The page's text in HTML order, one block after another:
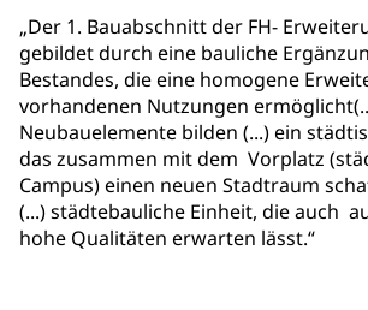
„Der 1. Bauabschnitt der FH-
gebildet durch eine bauliche
Bestandes, die eine homogene
vorhandenen Nutzungen
Neubauelemente bilden (...) ein
das zusammen mit dem Vorplatz
Campus) einen neuen Stadtraum
(...) städtebauliche Einheit, die auch
hohe Qualitäten erwarten lässt.“